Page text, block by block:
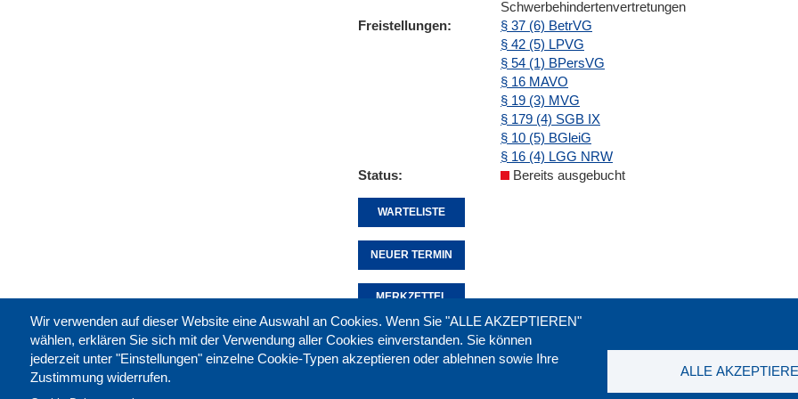
Schwerbehindertenvertretungen
Freistellungen
§ 37 (6) BetrVG
§ 42 (5) LPVG
§ 54 (1) BPersVG
§ 16 MAVO
§ 19 (3) MVG
§ 179 (4) SGB IX
§ 10 (5) BGleiG
§ 16 (4) LGG NRW
Status
Bereits ausgebucht
WARTELISTE
NEUER TERMIN
MERKZETTEL
Wir verwenden auf dieser Website eine Auswahl an Cookies. Wenn Sie "ALLE AKZEPTIEREN"
wählen, erklären Sie sich mit der Verwendung aller Cookies einverstanden. Sie können
jederzeit unter "Einstellungen" einzelne Cookie-Typen akzeptieren oder ablehnen sowie Ihre
Zustimmung widerrufen.
ALLE
Diese Seite empfehlen: drucken: